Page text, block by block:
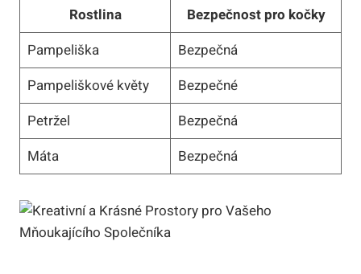
Rostlina
Bezpečnost pro kočky
Pampeliška
Bezpečná
Pampeliškové květy
Bezpečné
Petržel
Bezpečná
Máta
Bezpečná